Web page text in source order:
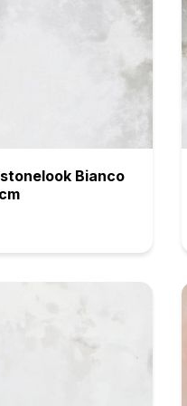
Bianco